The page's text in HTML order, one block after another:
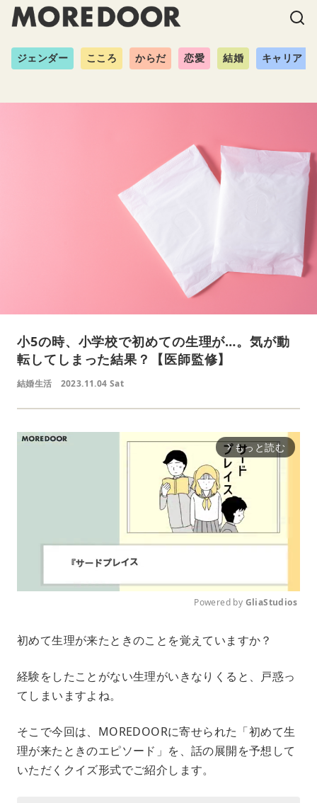
ジェンダー こころ からだ 恋愛 結婚 キャリア
小5の時、小学校で初めての生理が…。気が動
転してしまった結果？【医師監修】
結婚生活 2023.11.04 Sat
arrow_forward_ios もっと読む
u
Powered by GliaStudios
初めて生理が来たときのことを覚えていますか？
経験をしたことがない生理がいきなりくると、戸惑っ
てしまいますよね。
そこで今回は、MOREDOORに寄せられた「初めて生
理が来たときのエピソード」を、話の展開を予想して
いただくクイズ形式でご紹介します。